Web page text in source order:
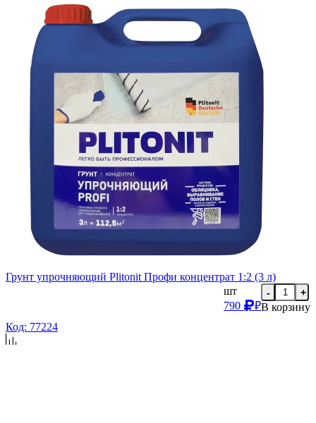
Грунт упрочняющий Plitonit Профи концентрат 1:2 (3 л)
шт
790
₽
- +
В корзину
Код: 77224